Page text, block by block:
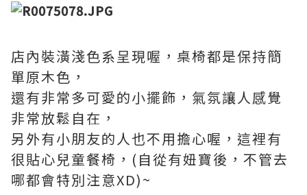
店內裝潢淺色系呈現喔，桌椅都是保持簡
單原木色，
還有非常多可愛的小擺飾，氣氛讓人感覺
非常放鬆自在，
另外有小朋友的人也不用擔心喔，這裡有
很貼心兒童餐椅，(自從有妞寶後，不管去
哪都會特別注意XD)~